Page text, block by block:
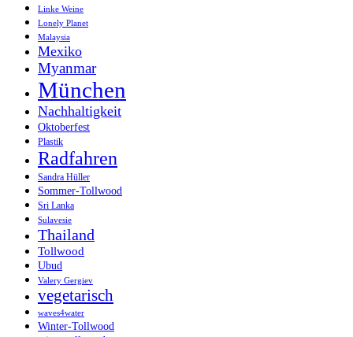
Linke Weine
Lonely Planet
Malaysia
Mexiko
Myanmar
München
Nachhaltigkeit
Oktoberfest
Plastik
Radfahren
Sandra Hüller
Sommer-Tollwood
Sri Lanka
Sulavesie
Thailand
Tollwood
Ubud
Valery Gergiev
vegetarisch
waves4water
Winter-Tollwood